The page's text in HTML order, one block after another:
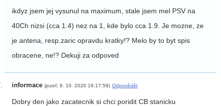
ikdyz jsem jej vysunul na maximum, stale jsem mel PSV na
40Ch nizsi (cca 1.4) nez na 1, kde bylo cca 1.9. Je mozne, ze
je antena, resp.zaric opravdu kratky!? Melo by to byt spis
obracene, ne!? Dekuji za odpoved
informace (jozef, 8. 10. 2020 16:17:59) Odpovědět
Dobry den jako zacatecnik si chci poridit CB stanicku